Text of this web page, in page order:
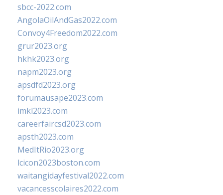
sbcc-2022.com
AngolaOilAndGas2022.com
Convoy4Freedom2022.com
grur2023.org
hkhk2023.org
napm2023.org
apsdfd2023.org
forumausape2023.com
imkl2023.com
careerfaircsd2023.com
apsth2023.com
MedItRio2023.org
lcicon2023boston.com
waitangidayfestival2022.com
vacancesscolaires2022.com